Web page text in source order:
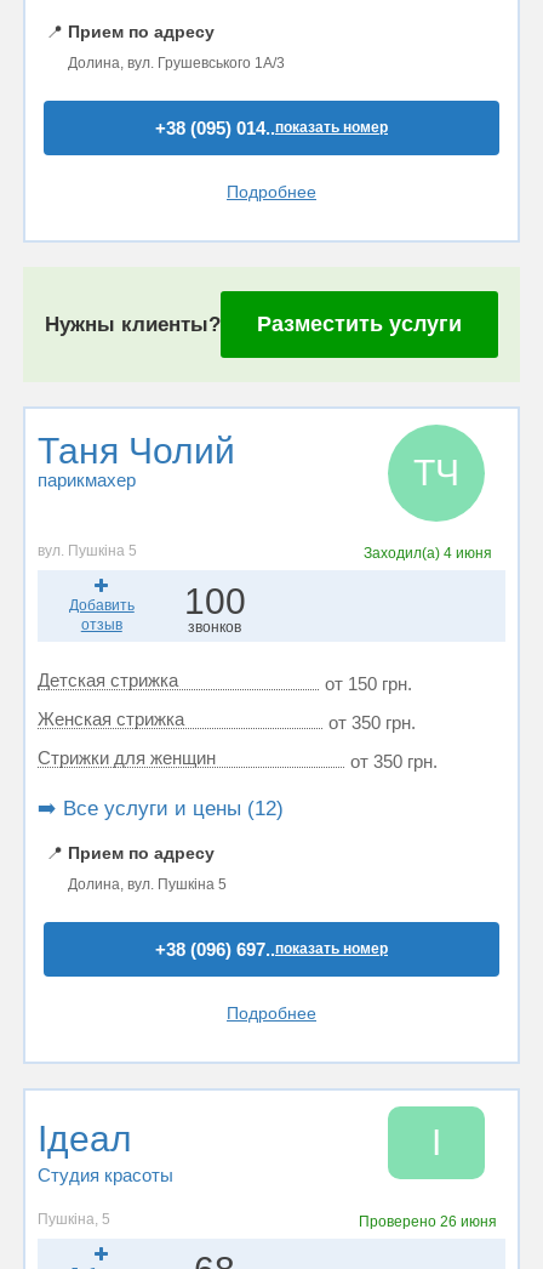
📍 Прием по адресу
Долина, вул. Грушевського 1А/3
+38 (095) 014..показать номер
Подробнее
Нужны клиенты? Разместить услуги
Таня Чолий
парикмахер ТЧ
вул. Пушкіна 5 Заходил(а) 4 июня
Добавить
отзыв
100
звонков
Детская стрижка
от 150 грн.
Женская стрижка
от 350 грн.
Стрижки для женщин
от 350 грн.
➡️ Все услуги и цены (12)
📍 Прием по адресу
Долина, вул. Пушкіна 5
+38 (096) 697..показать номер
Подробнее
Ідеал
Студия красоты
І
Пушкіна, 5 Проверено 26 июня